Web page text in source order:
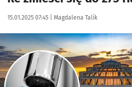
Data publikacji:
15.01.2025 07:45 | Autor:
Magdalena Talik
Kliknij, aby powiększyć